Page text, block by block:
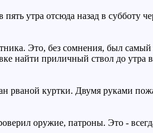
утра отсюда назад в субботу
Это, без сомнения, был
найти приличный ствол до утра
рваной куртки. Двумя руками
оружие, патроны. Это -